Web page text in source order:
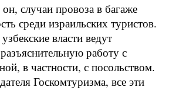
случаи провоза в багаже
среди израильских туристов.
власти ведут
работу с
в частности, с посольством.
Госкомтуризма, все эти